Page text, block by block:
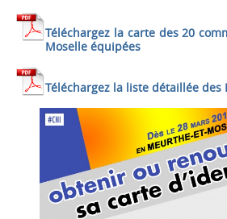
Téléchargez la carte des 20
Moselle équipées
Téléchargez la liste détaillée des